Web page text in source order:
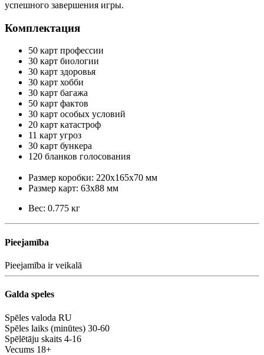
успешного завершения игры.
Комплектация
50 карт профессии
30 карт биологии
30 карт здоровья
30 карт хобби
30 карт багажа
50 карт фактов
30 карт особых условий
20 карт катастроф
11 карт угроз
30 карт бункера
120 бланков голосования
Размер коробки: 220х165х70 мм
Размер карт: 63x88 мм
Вес: 0.775 кг
Pieejamība
Pieejamība ir veikalā
Galda speles
Spēles valoda RU
Spēles laiks (minūtes) 30-60
Spēlētāju skaits 4-16
Vecums 18+